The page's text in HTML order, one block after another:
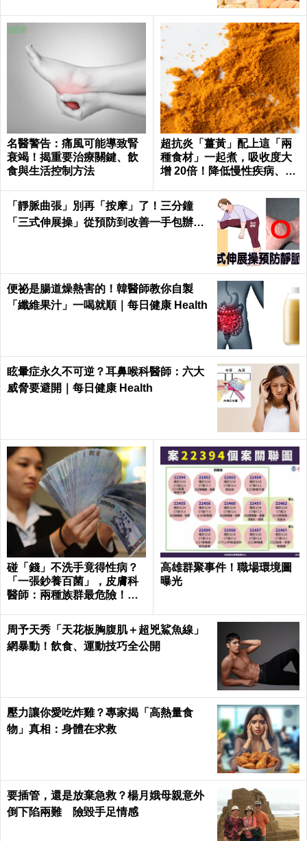
名醫警告：痛風可能導致腎
衰竭！揭重要治療關鍵、飲
食與生活控制方法
超抗炎「薑黃」配上這「兩
種食材」一起煮，吸收度大
增 20倍！降低慢性疾病、癌
「靜脈曲張」別再「按摩」了！三分鐘
「三式伸展操」從預防到改善一手包辦｜
便祕是腸道燥熱害的！韓醫師教你自製
「纖維果汁」一喝就順｜每日健康 Health
眩暈症永久不可逆？耳鼻喉科醫師：六大
威脅要避開｜每日健康 Health
碰「錢」不洗手竟得性病？
「一張鈔養百菌」，皮膚科
醫師：兩種族群最危險！｜
高雄群聚事件！職場環境圖
曝光
周予天秀「天花板胸腹肌＋超兇鯊魚線」
網暴動！飲食、運動技巧全公開
壓力讓你愛吃炸雞？專家揭「高熱量食
物」真相：身體在求救
要插管，還是放棄急救？楊月娥母親意外
倒下陷兩難 險毀手足情感